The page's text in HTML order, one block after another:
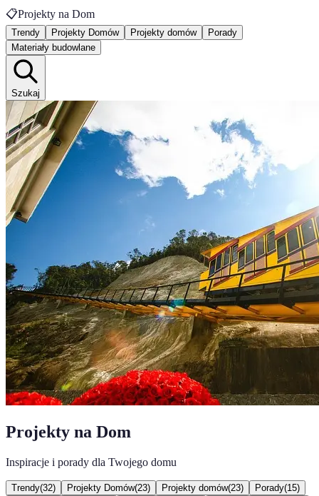
📋Projekty na Dom
Trendy Projekty Domów Projekty domów
Porady
Materiały budowlane
Szukaj
Projekty na Dom
Inspiracje i porady dla Twojego domu
Trendy(32) Projekty Domów(23) Projekty domów(23) Porady(15)